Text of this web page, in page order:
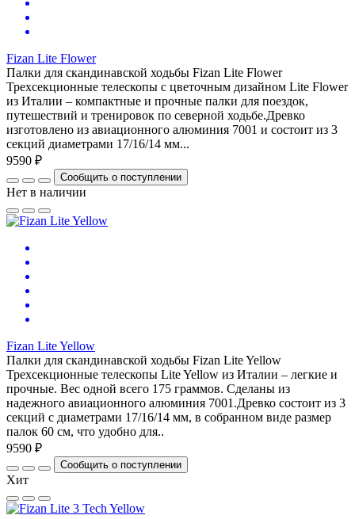
Fizan Lite Flower
Палки для скандинавской ходьбы Fizan Lite Flower
Трехсекционные телескопы с цветочным дизайном Lite Flower
из Италии – компактные и прочные палки для поездок,
путешествий и тренировок по северной ходьбе.Древко
изготовлено из авиационного алюминия 7001 и состоит из 3
секций диаметрами 17/16/14 мм...
9590 ₽
Сообщить о поступлении
Нет в наличии
Fizan Lite Yellow
Палки для скандинавской ходьбы Fizan Lite Yellow
Трехсекционные телескопы Lite Yellow из Италии – легкие и
прочные. Вес одной всего 175 граммов. Сделаны из
надежного авиационного алюминия 7001.Древко состоит из 3
секций с диаметрами 17/16/14 мм, в собранном виде размер
палок 60 см, что удобно для..
9590 ₽
Сообщить о поступлении
Хит